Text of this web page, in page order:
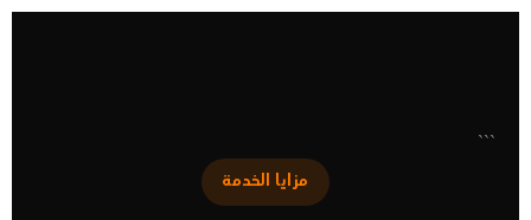
```
مزايا الخدمة